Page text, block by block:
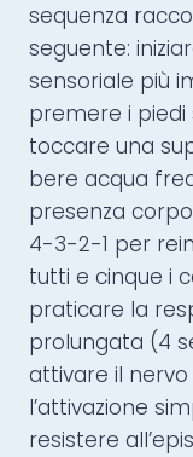
sequenza
seguente:
sensoriale più
premere i
toccare una
bere acqua
presenza
4-3-2-1 per
tutti e cinque i
praticare la
prolungata (4
attivare il
l’attivazione
resistere